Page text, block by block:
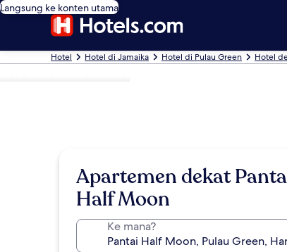
Langsung ke konten utama
Hotel Hotel di Jamaika Hotel di Pulau Green Hotel
Apartemen dekat
Half Moon
Ke mana?